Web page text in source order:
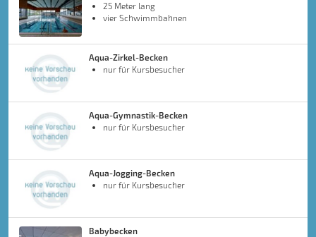
25 Meter lang
vier Schwimmbahnen
Aqua-Zirkel-Becken
nur für Kursbesucher
Aqua-Gymnastik-Becken
nur für Kursbesucher
Aqua-Jogging-Becken
nur für Kursbesucher
Babybecken